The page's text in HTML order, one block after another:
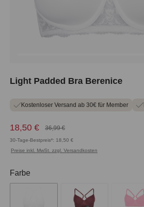
Light Padded Bra Berenice
Kostenloser Versand ab 30€ für Member
18,50 € 36,99 €
30-Tage-Bestpreis*: 18,50 €
Preise inkl. MwSt. zzgl. Versandkosten
Farbe